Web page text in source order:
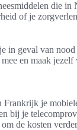
die
of je
in geval van
en maak
Frankrijk je
bij je
de kosten